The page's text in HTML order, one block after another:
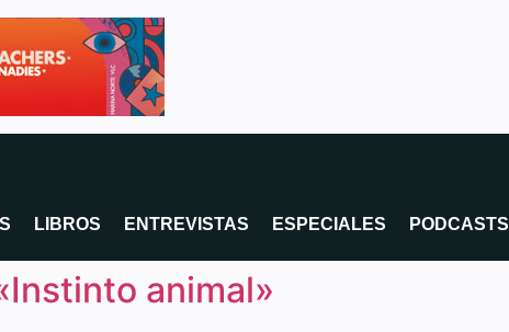
LIBROS ENTREVISTAS ESPECIALES PODCASTS
animal»